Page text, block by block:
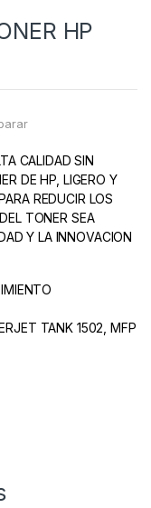
HP
CALIDAD SIN
DE HP, LIGERO Y
REDUCIR LOS
TONER SEA
Y LA INNOVACION
TANK 1502, MFP